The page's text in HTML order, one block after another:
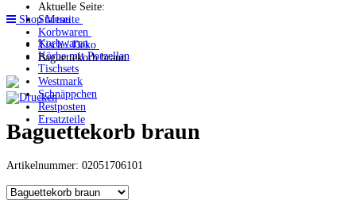
Shop Menu
Korbwaren
Körbe mit Porzellan
Tischsets
Westmark
Schnäppchen
Restposten
Ersatzteile
Aktuelle Seite:
Startseite
Korbwaren
Tisch / Deko
Baguettekorb braun
Baguettekorb braun
Artikelnummer: 02051706101